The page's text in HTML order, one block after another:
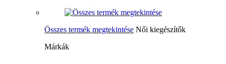
Összes termék megtekintése Női kiegészítők
Márkák